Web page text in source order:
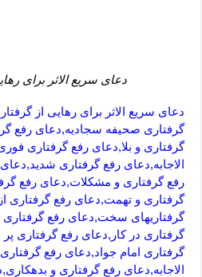
دعای سریع الاثر برای
دعای سریع الاثر برای رهایی از
گرفتاری صحیفه سجادیه,دعای رفع
گرفتاری و بلا,دعای رفع گرفتاری
الاجابه,دعای رفع گرفتاری
رفع گرفتاری و مشکلات,دعای رفع
گرفتاری و تهمت,دعای رفع
گرفتاریهای سخت,دعای رفع
گرفتاری در کار,دعای رفع گرفتاری
گرفتاری امام جواد,دعای رفع
الاجابه,دعای رفع گرفتاری و